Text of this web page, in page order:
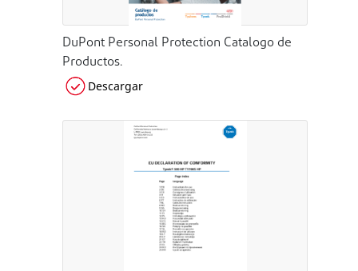
DuPont Personal Protection Catalogo de
Productos.
Descargar